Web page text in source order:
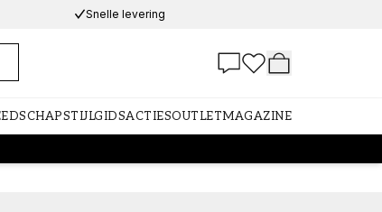
Snelle levering
STIJLGIDSACTIESOUTLETMAGAZINE